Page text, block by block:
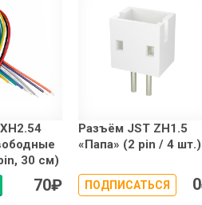
30 см)
70₽
Разъём JST ZH1.5
«Папа» (2 pin / 4 шт.)
ПОДПИСАТЬСЯ 0